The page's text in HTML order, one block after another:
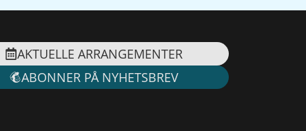
AKTUELLE ARRANGEMENTER
ABONNER PÅ NYHETSBREV